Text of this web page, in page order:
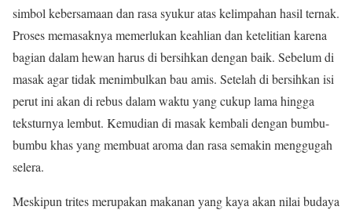
simbol kebersamaan dan rasa syukur atas kelimpahan hasil ternak.
Proses memasaknya memerlukan keahlian dan ketelitian karena
bagian dalam hewan harus di bersihkan dengan baik. Sebelum di
masak agar tidak menimbulkan bau amis. Setelah di bersihkan isi
perut ini akan di rebus dalam waktu yang cukup lama hingga
teksturnya lembut. Kemudian di masak kembali dengan bumbu-
bumbu khas yang membuat aroma dan rasa semakin menggugah
selera.
Meskipun trites merupakan makanan yang kaya akan nilai budaya